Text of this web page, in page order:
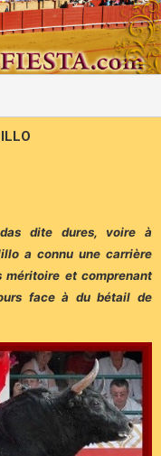
dite dures, voire à
a connu une carrière
et comprenant
face à du bétail de